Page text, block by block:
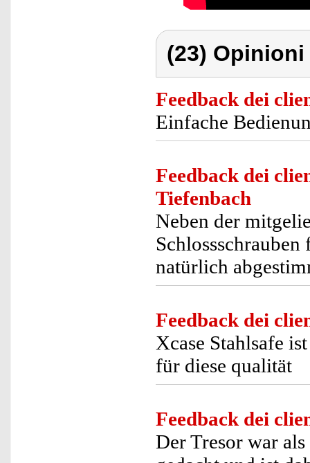
(23)
Feedback dei
Einfache
Feedback dei
Tiefenbach
Neben der
natürlich
Feedback dei
Xcase Stahlsafe
für diese qualität
Feedback dei
Der Tresor war